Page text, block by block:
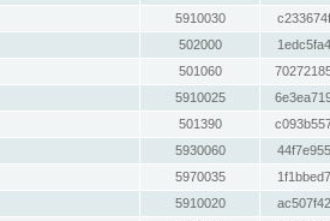
5910030
502000
501060
5910025
501390
5930060
5970035
5910020